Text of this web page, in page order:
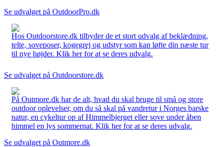
Se udvalget på OutdoorPro.dk
Hos Outdoorstore.dk tilbyder de et stort udvalg af beklædning,
telte, soveposer, kogegrej og udstyr som kan løfte din næste tur
til nye højder. Klik her for at se deres udvalg.
Se udvalget på Outdoorstore.dk
På Outmore.dk har de alt, hvad du skal bruge til små og store
outdoor oplevelser, om du så skal på vandretur i Norges barske
natur, en cykeltur op af Himmelbjerget eller sove under åben
himmel en lys sommernat. Klik her for at se deres udvalg.
Se udvalget på Outmore.dk